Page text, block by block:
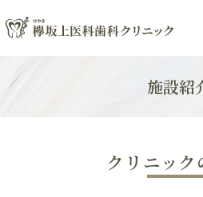
施設紹
クリニッ